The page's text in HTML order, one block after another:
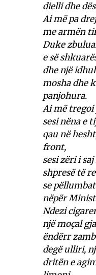
dielli dhe
Ai më pa
me armën
Duke
e së
dhe një
mosha dhe
panjohura.
Ai më tregoi
sesi nëna e
qau në
front,
sesi zëri i
shpresë të
se
nëpër
Ndezi
një moçal
ëndërr
degë ulliri,
dritën e